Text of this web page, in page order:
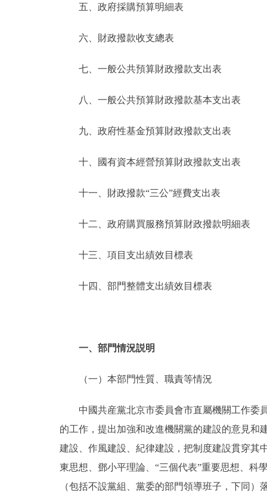
綠色北京
ENGLISH
五、政府採購預算明細表
六、財政撥款收支總表
七、一般公共預算財政撥款支出表
八、一般公共預算財政撥款基本支出表
九、政府性基金預算財政撥款支出表
十、國有資本經營預算財政撥款支出表
十一、財政撥款“三公”經費支出表
十二、政府購買服務預算財政撥款明細表
十三、項目支出績效目標表
十四、部門整體支出績效目標表
一、部門情況説明
（一）本部門性質、職責等情況
中國共産黨北京市委員會市直屬機關工作委員
的工作，提出加強和改進機關黨的建設的意見和
建設、作風建設、紀律建設，把制度建設貫穿其
東思想、鄧小平理論、“三個代表”重要思想、科
（包括不設黨組、黨委的部門領導班子，下同